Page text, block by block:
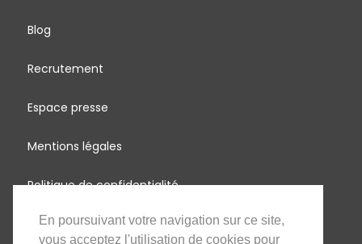
En poursuivant votre navigation sur ce site,
vous acceptez l'utilisation de cookies pour
Blog
Recrutement
Espace presse
Mentions légales
Politique de confidentialité
MadagascArbres